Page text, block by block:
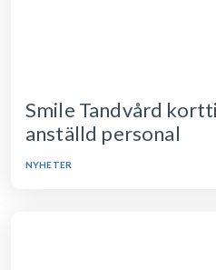
Smile Tandvård
anställd personal
NYHETER